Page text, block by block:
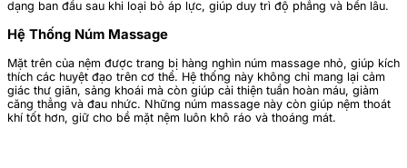
dạng ban đầu sau khi loại bỏ áp lực, giúp duy trì độ phẳng và bền lâu.
Hệ Thống Núm Massage
Mặt trên của nệm được trang bị hàng nghìn núm massage nhỏ, giúp kích
thích các huyệt đạo trên cơ thể. Hệ thống này không chỉ mang lại cảm
giác thư giãn, sảng khoái mà còn giúp cải thiện tuần hoàn máu, giảm
căng thẳng và đau nhức. Những núm massage này còn giúp nệm thoát
khí tốt hơn, giữ cho bề mặt nệm luôn khô ráo và thoáng mát.